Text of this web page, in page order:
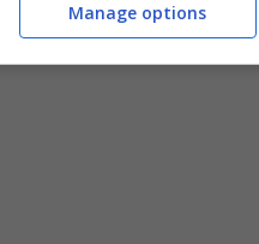
Manage options